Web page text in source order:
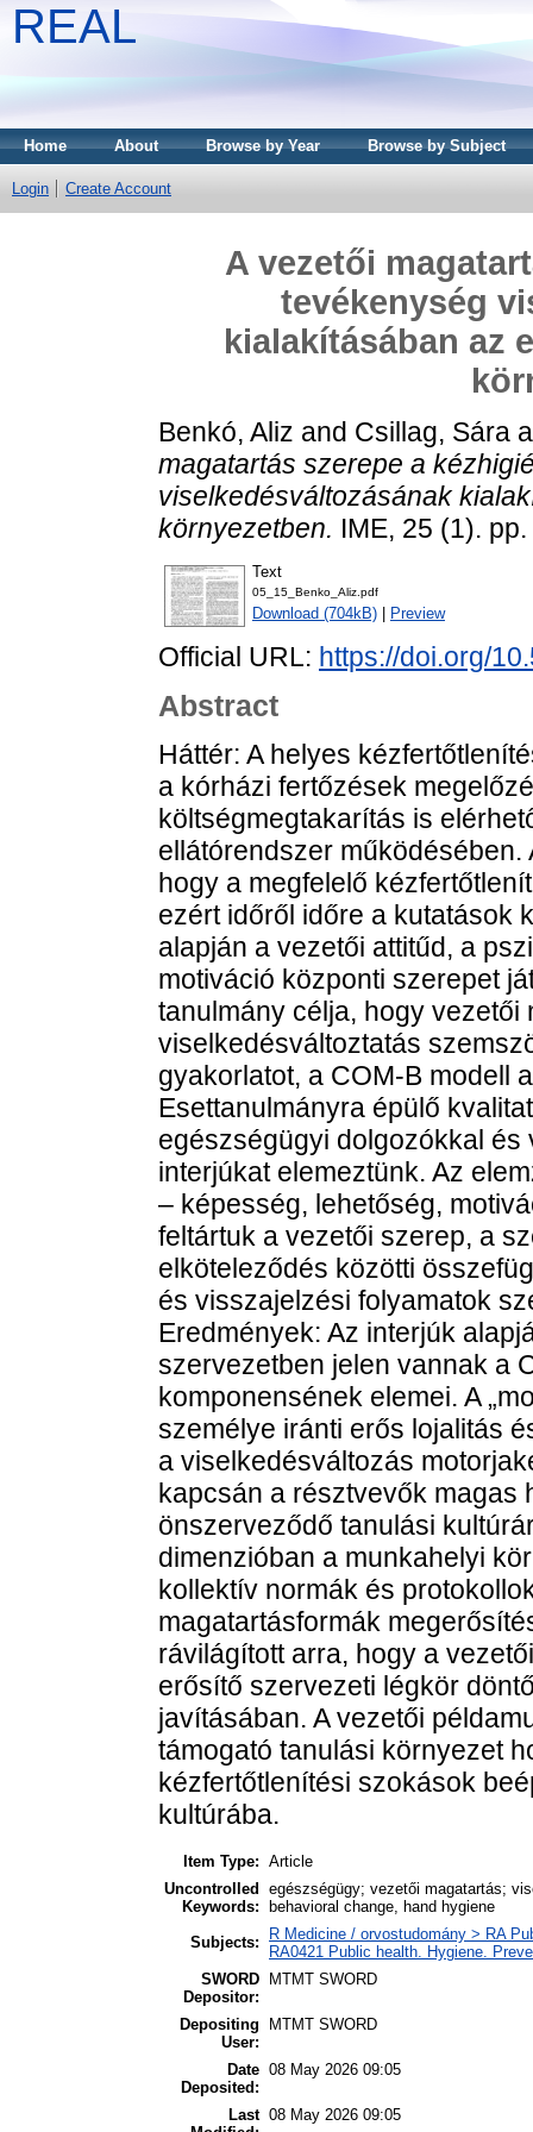
REAL
Home About Browse by Year Browse by Subject
Login Create Account
A vezetői
tevékenység
kialakításában az
Benkó, Aliz and Csillag, Sára
magatartás szerepe a
viselkedésváltozásának
környezetben. IME, 25 (1).
Text
05_15_Benko_Aliz.pdf
Download (704kB) Preview
Official URL: https://doi.org/
Abstract
Háttér: A helyes
a kórházi fertőzések
költségmegtakarítás is
ellátórendszer
hogy a megfelelő
ezért időről időre a kutatások
alapján a vezetői attitűd, a
motiváció központi szerepet
tanulmány célja, hogy
viselkedésváltoztatás
gyakorlatot, a COM-B modell
Esettanulmányra épülő
egészségügyi dolgozókkal
interjúkat elemeztünk. Az
– képesség, lehetőség,
feltártuk a vezetői szerep, a
elköteleződés közötti
és visszajelzési folyamatok
Eredmények: Az interjúk
szervezetben jelen vannak a
komponensének elemei. A
személye iránti erős lojalitás
a viselkedésváltozás
kapcsán a résztvevők magas
önszerveződő tanulási
dimenzióban a munkahelyi
kollektív normák és
magatartásformák
rávilágított arra, hogy a
erősítő szervezeti légkör
javításában. A vezetői
támogató tanulási környezet
kézfertőtlenítési szokások
kultúrába.
Item Type: Article
Uncontrolled
Keywords:
egészségügy; vezetői magatartás;
behavioral change, hand hygiene
Subjects:
R Medicine / orvostudomány > RA
RA0421 Public health. Hygiene.
SWORD
Depositor:
MTMT SWORD
Depositing
User:
MTMT SWORD
Date
Deposited:
08 May 2026 09:05
Last 08 May 2026 09:05